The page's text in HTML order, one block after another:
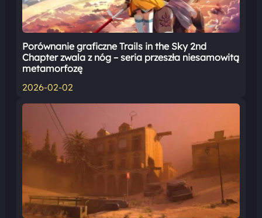
Porównanie graficzne Trails in the Sky 2nd
Chapter zwala z nóg – seria przeszła niesamowitą
metamorfozę
2026-02-02